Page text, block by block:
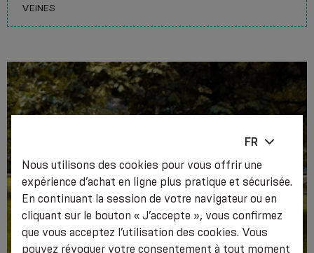
FR
Nous utilisons des cookies pour vous offrir une
expérience d’achat en ligne plus pratique et sécurisée.
En continuant la session de votre navigateur ou en
cliquant sur le bouton « J’accepte », vous confirmez
que vous acceptez l’utilisation des cookies. Vous
pouvez révoquer votre consentement à tout moment